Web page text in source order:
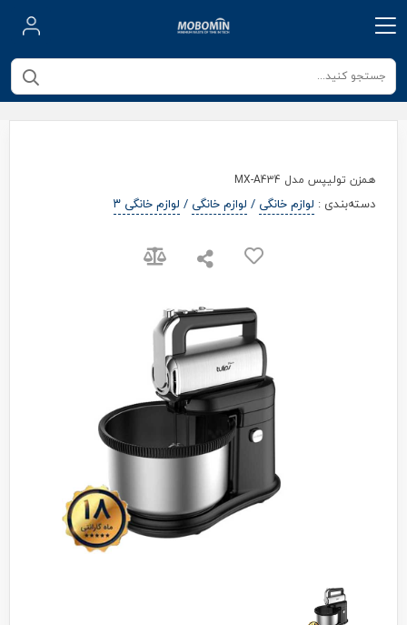
همزن تولیپس مدل MX-A434
دسته‌بندی : لوازم خانگی / لوازم خانگی / لوازم خانگی ۳